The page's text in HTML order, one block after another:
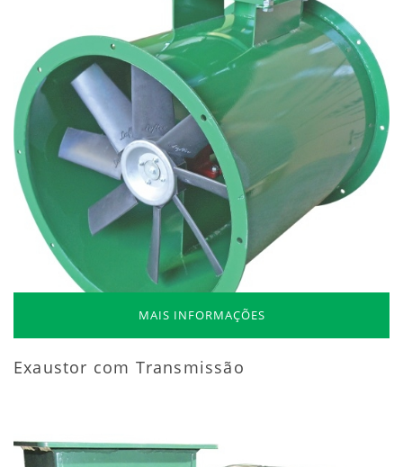
MAIS INFORMAÇÕES
Exaustor com Transmissão